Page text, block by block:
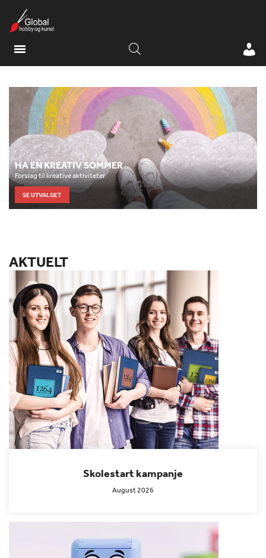
HA EN KREATIV SOMMER
Forslag til kreative aktiviteter
SE UTVALGET
AKTUELT
Skolestart kampanje
August 2026